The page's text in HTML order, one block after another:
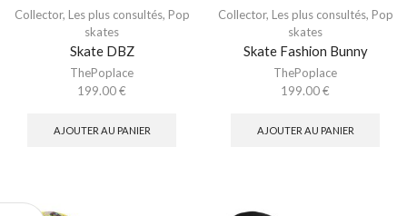
Collector, Les plus consultés, Pop
skates
Skate DBZ
ThePoplace
199.00€
AJOUTER AU PANIER
Collector, Les plus consultés, Pop
skates
Skate Fashion Bunny
ThePoplace
199.00€
AJOUTER AU PANIER